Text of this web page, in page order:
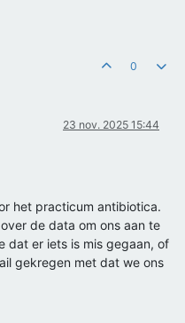
0
23 nov. 2025 15:44
het practicum antibiotica.
de data om ons aan te
dat er iets is mis gegaan, of
gekregen met dat we ons